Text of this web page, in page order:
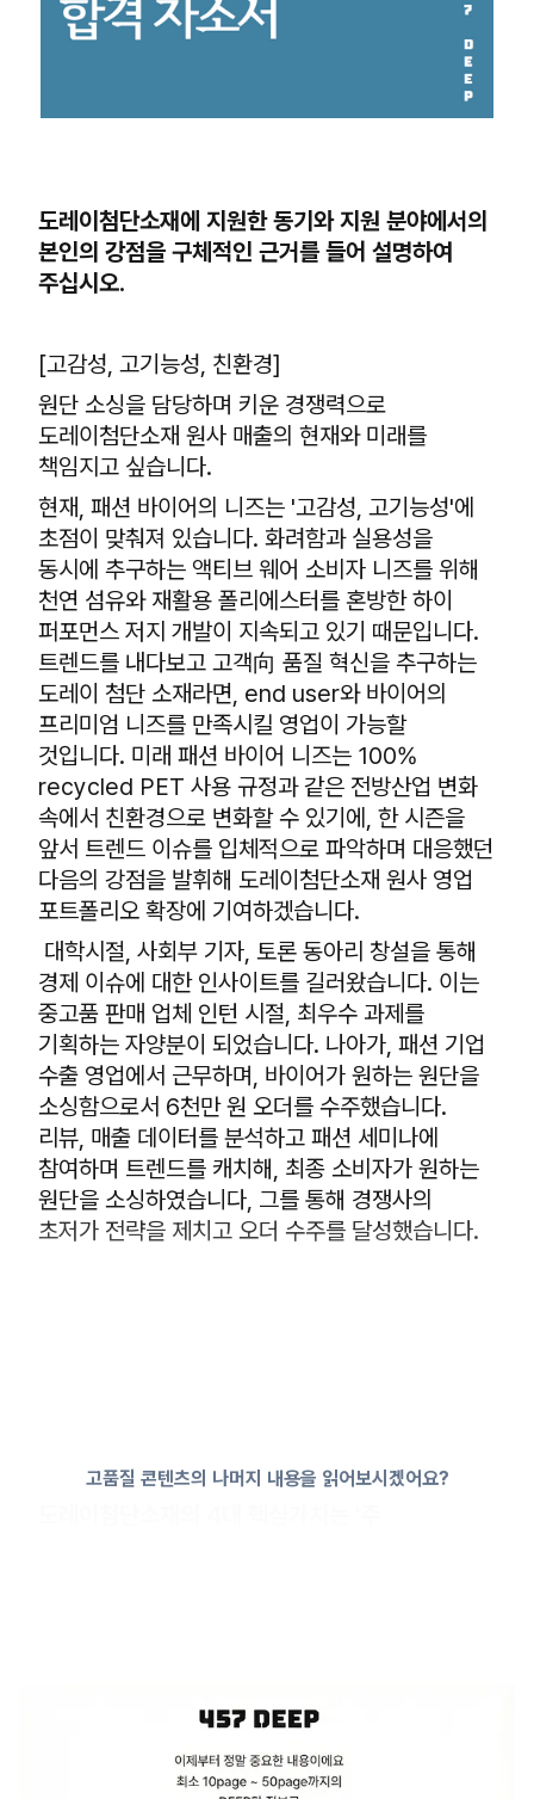
도레이첨단소재에 지원한 동기와 지원 분야에서의
본인의 강점을 구체적인 근거를 들어 설명하여
주십시오.
[고감성, 고기능성, 친환경]
원단 소싱을 담당하며 키운 경쟁력으로
도레이첨단소재 원사 매출의 현재와 미래를
책임지고 싶습니다.
현재, 패션 바이어의 니즈는 '고감성, 고기능성'에
초점이 맞춰져 있습니다. 화려함과 실용성을
동시에 추구하는 액티브 웨어 소비자 니즈를 위해
천연 섬유와 재활용 폴리에스터를 혼방한 하이
퍼포먼스 저지 개발이 지속되고 있기 때문입니다.
트렌드를 내다보고 고객向 품질 혁신을 추구하는
도레이 첨단 소재라면, end user와 바이어의
프리미엄 니즈를 만족시킬 영업이 가능할
것입니다. 미래 패션 바이어 니즈는 100%
recycled PET 사용 규정과 같은 전방산업 변화
속에서 친환경으로 변화할 수 있기에, 한 시즌을
앞서 트렌드 이슈를 입체적으로 파악하며 대응했던
다음의 강점을 발휘해 도레이첨단소재 원사 영업
포트폴리오 확장에 기여하겠습니다.
대학시절, 사회부 기자, 토론 동아리 창설을 통해
경제 이슈에 대한 인사이트를 길러왔습니다. 이는
중고품 판매 업체 인턴 시절, 최우수 과제를
기획하는 자양분이 되었습니다. 나아가, 패션 기업
수출 영업에서 근무하며, 바이어가 원하는 원단을
소싱함으로서 6천만 원 오더를 수주했습니다.
리뷰, 매출 데이터를 분석하고 패션 세미나에
참여하며 트렌드를 캐치해, 최종 소비자가 원하는
원단을 소싱하였습니다, 그를 통해 경쟁사의
초저가 전략을 제치고 오더 수주를 달성했습니다.
고품질 콘텐츠의 나머지 내용을 읽어보시겠어요?